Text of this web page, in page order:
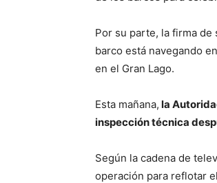
Por su parte, la firma
barco está navegando
en el Gran Lago.
Esta mañana, la
inspección técnica
Según la cadena de
operación para reflotar